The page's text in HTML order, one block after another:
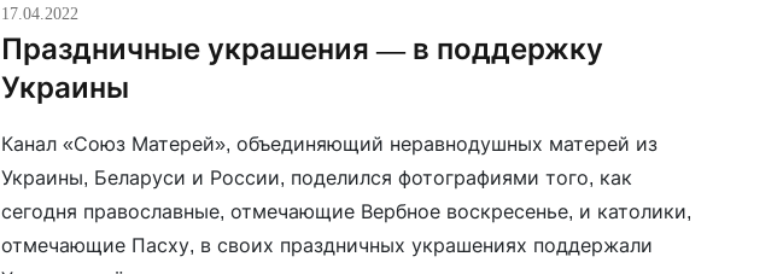
17.04.2022
Праздничные украшения — в поддержку
Украины
Канал «Союз Матерей», объединяющий неравнодушных матерей из
Украины, Беларуси и России, поделился фотографиями того, как
сегодня православные, отмечающие Вербное воскресенье, и католики,
отмечающие Пасху, в своих праздничных украшениях поддержали